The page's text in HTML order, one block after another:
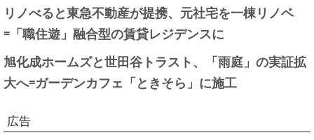
リノべると東急不動産が提携、元社宅を一棟リノベ
=「職住遊」融合型の賃貸レジデンスに
旭化成ホームズと世田谷トラスト、「雨庭」の実証拡
大へ=ガーデンカフェ「ときそら」に施工
広告